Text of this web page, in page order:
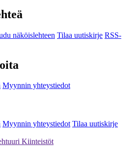
näköislehteen Tilaa uutiskirje RSS-
Myynnin yhteystiedot
Myynnin yhteystiedot Tilaa uutiskirje
Kiinteistöt